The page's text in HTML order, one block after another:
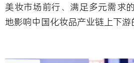
美妆市场前行、满足多元需求
地影响中国化妆品产业链上下游